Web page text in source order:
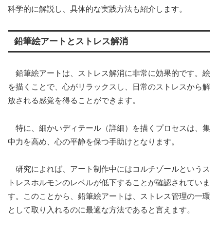
科学的に解説し、具体的な実践方法も紹介します。
鉛筆絵アートとストレス解消
鉛筆絵アートは、ストレス解消に非常に効果的です。絵
を描くことで、心がリラックスし、日常のストレスから解
放される感覚を得ることができます。
特に、細かいディテール（詳細）を描くプロセスは、集
中力を高め、心の平静を保つ手助けとなります。
研究によれば、アート制作中にはコルチゾールというス
トレスホルモンのレベルが低下することが確認されていま
す。このことから、鉛筆絵アートは、ストレス管理の一環
として取り入れるのに最適な方法であると言えます。